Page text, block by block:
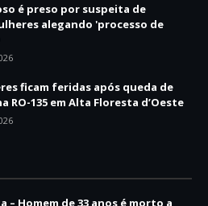
é preso por suspeita de
alegando 'processo de
ficam feridas após queda de
RO-135 em Alta Floresta d’Oeste
– Homem de 33 anos é morto a